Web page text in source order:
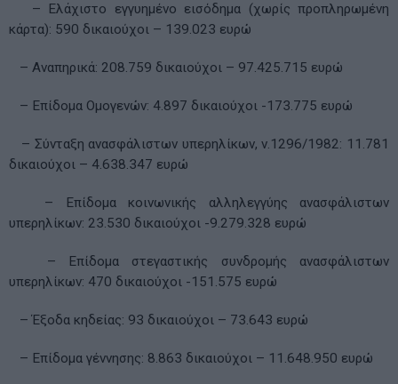
– Ελάχιστο εγγυημένο εισόδημα (χωρίς προπληρωμένη
κάρτα): 590 δικαιούχοι – 139.023 ευρώ
– Αναπηρικά: 208.759 δικαιούχοι – 97.425.715 ευρώ
– Επίδομα Ομογενών: 4.897 δικαιούχοι -173.775 ευρώ
– Σύνταξη ανασφάλιστων υπερηλίκων, ν.1296/1982: 11.781
δικαιούχοι – 4.638.347 ευρώ
– Επίδομα κοινωνικής αλληλεγγύης ανασφάλιστων
υπερηλίκων: 23.530 δικαιούχοι -9.279.328 ευρώ
– Επίδομα στεγαστικής συνδρομής ανασφάλιστων
υπερηλίκων: 470 δικαιούχοι -151.575 ευρώ
– Έξοδα κηδείας: 93 δικαιούχοι – 73.643 ευρώ
– Επίδομα γέννησης: 8.863 δικαιούχοι – 11.648.950 ευρώ